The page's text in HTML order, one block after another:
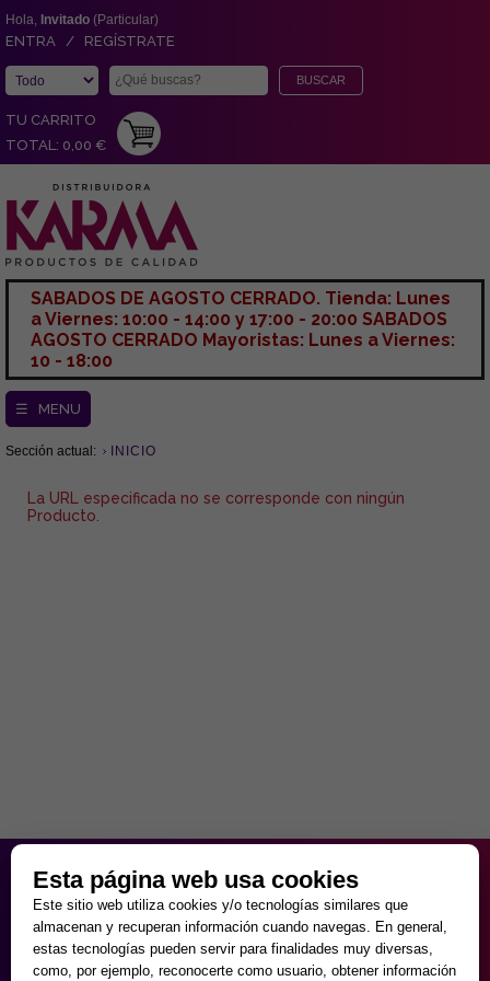
Hola, Invitado (Particular)
ENTRA / REGÍSTRATE
TU CARRITO
TOTAL: 0,00 €
SABADOS DE AGOSTO CERRADO. Tienda: Lunes
a Viernes: 10:00 - 14:00 y 17:00 - 20:00 SABADOS
AGOSTO CERRADO Mayoristas: Lunes a Viernes:
10 - 18:00
☰ MENU
Sección actual: INICIO
La URL especificada no se corresponde con ningún
Producto.
de Lunes a Viernes
9:30 - 20:00
Sábados
10:00 - 14:00 y 17:00 - 20:00
Domingos cerrado.
Esta página web usa cookies
Este sitio web utiliza cookies y/o tecnologías similares que
almacenan y recuperan información cuando navegas. En general,
estas tecnologías pueden servir para finalidades muy diversas,
como, por ejemplo, reconocerte como usuario, obtener información